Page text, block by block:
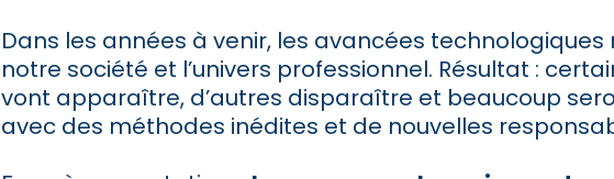
Dans les années à venir, les avancées
notre société et l’univers professionnel. Résultat :
vont apparaître, d’autres disparaître et beaucoup
avec des méthodes inédites et de nouvelles